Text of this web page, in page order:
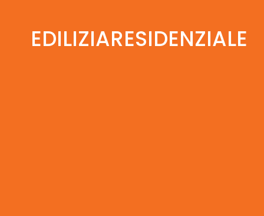
EDILIZIARESIDENZIALE